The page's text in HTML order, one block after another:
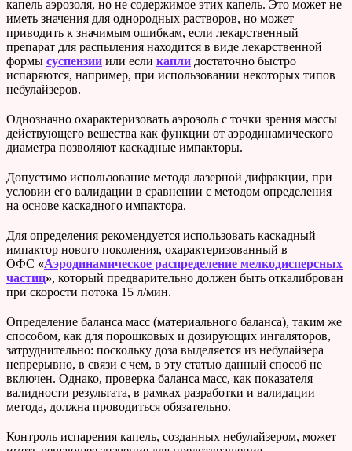
капель аэрозоля, но не содержимое этих капель. Это может не
иметь значения для однородных растворов, но может
приводить к значимым ошибкам, если лекарственный
препарат для распыления находится в виде лекарственной
формы суспензии или если капли достаточно быстро
испаряются, например, при использовании некоторых типов
небулайзеров.
Однозначно охарактеризовать аэрозоль с точки зрения массы
действующего вещества как функции от аэродинамического
диаметра позволяют каскадные импакторы.
Допустимо использование метода лазерной дифракции, при
условии его валидации в сравнении с методом определения
на основе каскадного импактора.
Для определения рекомендуется использовать каскадный
импактор нового поколения, охарактеризованный в
ОФС «Аэродинамическое распределение мелкодисперсных
частиц», который предварительно должен быть откалиброван
при скорости потока 15 л/мин.
Определение баланса масс (материального баланса), таким же
способом, как для порошковых и дозирующих ингаляторов,
затруднительно: поскольку доза выделяется из небулайзера
непрерывно, в связи с чем, в эту статью данный способ не
включен. Однако, проверка баланса масс, как показателя
валидности результата, в рамках разработки и валидации
метода, должна проводиться обязательно.
Контроль испарения капель, созданных небулайзером, может